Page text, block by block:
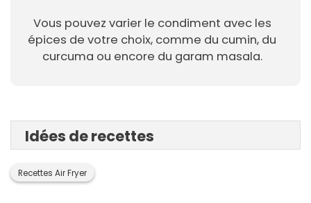
Vous pouvez varier le condiment avec les
épices de votre choix, comme du cumin, du
curcuma ou encore du garam masala.
Idées de recettes
Recettes Air Fryer